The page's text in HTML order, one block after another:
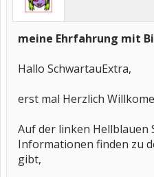
meine Ehrfahrung mit
Hallo SchwartauExtra,
erst mal Herzlich
Auf der linken Hellblauen
Informationen finden zu
gibt,